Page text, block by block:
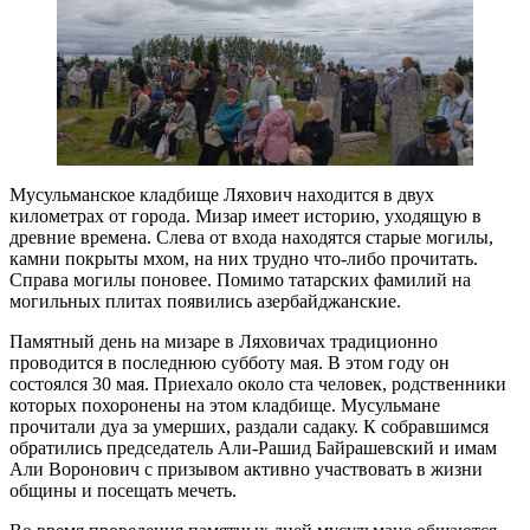
Мусульманское кладбище Ляхович находится в двух
километрах от города. Мизар имеет историю, уходящую в
древние времена. Слева от входа находятся старые могилы,
камни покрыты мхом, на них трудно что-либо прочитать.
Справа могилы поновее. Помимо татарских фамилий на
могильных плитах появились азербайджанские.
Памятный день на мизаре в Ляховичах традиционно
проводится в последнюю субботу мая. В этом году он
состоялся 30 мая. Приехало около ста человек, родственники
которых похоронены на этом кладбище. Мусульмане
прочитали дуа за умерших, раздали садаку. К собравшимся
обратились председатель Али-Рашид Байрашевский и имам
Али Воронович с призывом активно участвовать в жизни
общины и посещать мечеть.